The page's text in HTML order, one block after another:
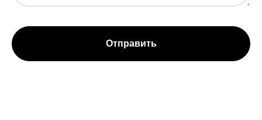
Отправить